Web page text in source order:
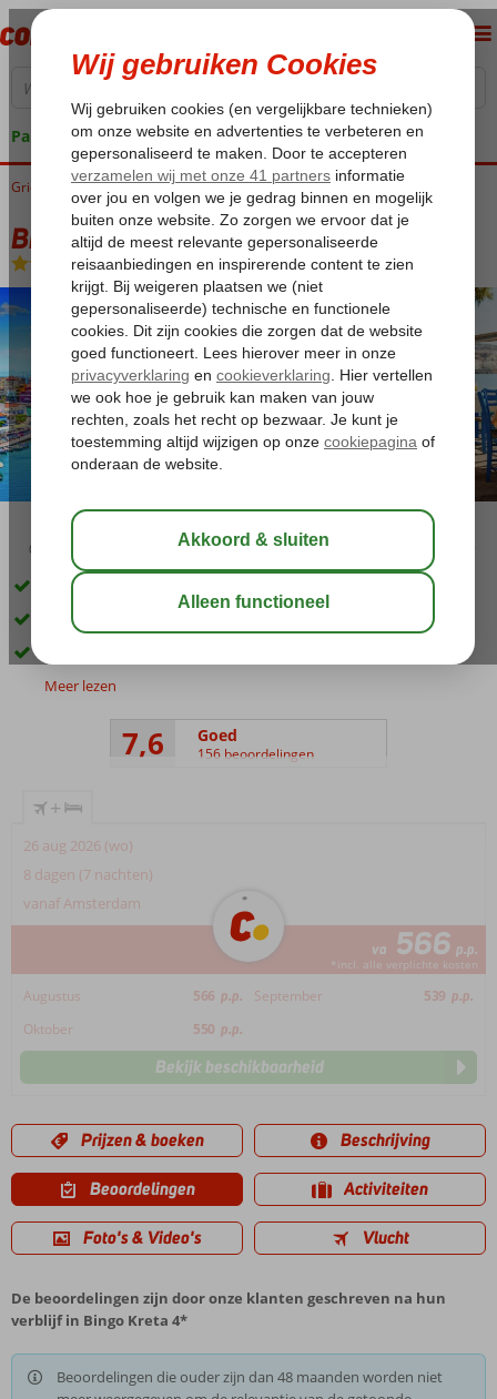
Pakketgarantie
Home
Griekenland Kreta Bingoreizen Kreta Bingo Kreta 4*
Bingo Kreta 4*
All Inclusive- Hotel
03:30
Op basis van All Inclusive
4 sterren accommodatie
Meer lezen
7,6 Goed
156 beoordelingen
+
26 aug 2026 (wo)
8 dagen (7 nachten)
vanaf Amsterdam
va 566 p.p.
*incl. alle verplichte kosten
Augustus 566 p.p. September 539 p.p.
Oktober
550 p.p.
Bekijk beschikbaarheid
Prijzen & boeken Beschrijving
Beoordelingen Activiteiten
Foto's & Video's Vlucht
De beoordelingen zijn door onze klanten geschreven na hun
verblijf in Bingo Kreta 4*
Beoordelingen die ouder zijn dan 48 maanden worden niet